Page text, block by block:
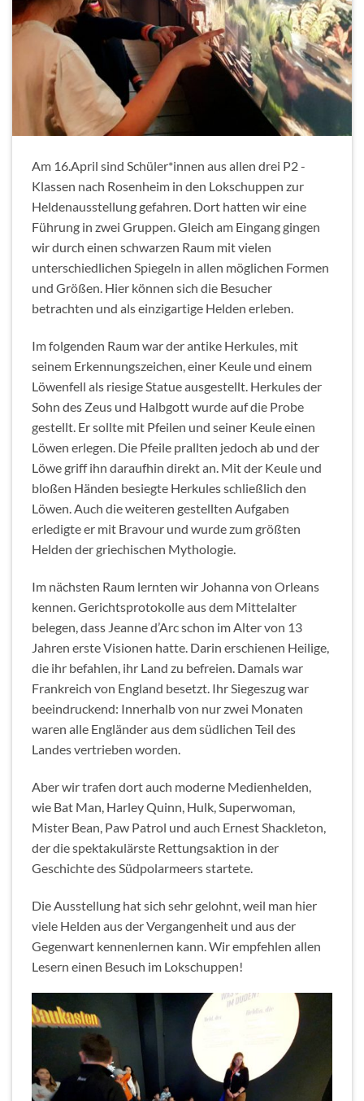
Am 16.April sind Schüler*innen aus allen drei P2 -
Klassen nach Rosenheim in den Lokschuppen zur
Heldenausstellung gefahren. Dort hatten wir eine
Führung in zwei Gruppen. Gleich am Eingang gingen
wir durch einen schwarzen Raum mit vielen
unterschiedlichen Spiegeln in allen möglichen Formen
und Größen. Hier können sich die Besucher
betrachten und als einzigartige Helden erleben.
Im folgenden Raum war der antike Herkules, mit
seinem Erkennungszeichen, einer Keule und einem
Löwenfell als riesige Statue ausgestellt. Herkules der
Sohn des Zeus und Halbgott wurde auf die Probe
gestellt. Er sollte mit Pfeilen und seiner Keule einen
Löwen erlegen. Die Pfeile prallten jedoch ab und der
Löwe griff ihn daraufhin direkt an. Mit der Keule und
bloßen Händen besiegte Herkules schließlich den
Löwen. Auch die weiteren gestellten Aufgaben
erledigte er mit Bravour und wurde zum größten
Helden der griechischen Mythologie.
Im nächsten Raum lernten wir Johanna von Orleans
kennen. Gerichtsprotokolle aus dem Mittelalter
belegen, dass Jeanne d’Arc schon im Alter von 13
Jahren erste Visionen hatte. Darin erschienen Heilige,
die ihr befahlen, ihr Land zu befreien. Damals war
Frankreich von England besetzt. Ihr Siegeszug war
beeindruckend: Innerhalb von nur zwei Monaten
waren alle Engländer aus dem südlichen Teil des
Landes vertrieben worden.
Aber wir trafen dort auch moderne Medienhelden,
wie Bat Man, Harley Quinn, Hulk, Superwoman,
Mister Bean, Paw Patrol und auch Ernest Shackleton,
der die spektakulärste Rettungsaktion in der
Geschichte des Südpolarmeers startete.
Die Ausstellung hat sich sehr gelohnt, weil man hier
viele Helden aus der Vergangenheit und aus der
Gegenwart kennenlernen kann. Wir empfehlen allen
Lesern einen Besuch im Lokschuppen!